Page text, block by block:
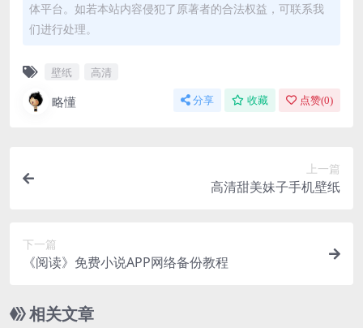
体平台。如若本站内容侵犯了原著者的合法权益，可联系我
们进行处理。
壁纸 高清
略懂 分享 收藏 点赞(0)
上一篇
高清甜美妹子手机壁纸
下一篇
《阅读》免费小说APP网络备份教程
相关文章